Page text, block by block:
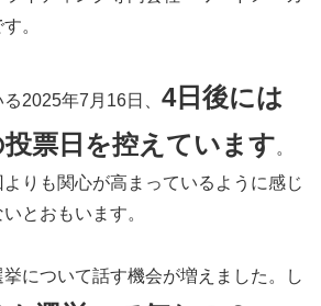
。
2025年7月16日、 4日後には
票日を控えています。
りも関心が高まっているように感じ
とおもいます。
について話す機会が増えました。し